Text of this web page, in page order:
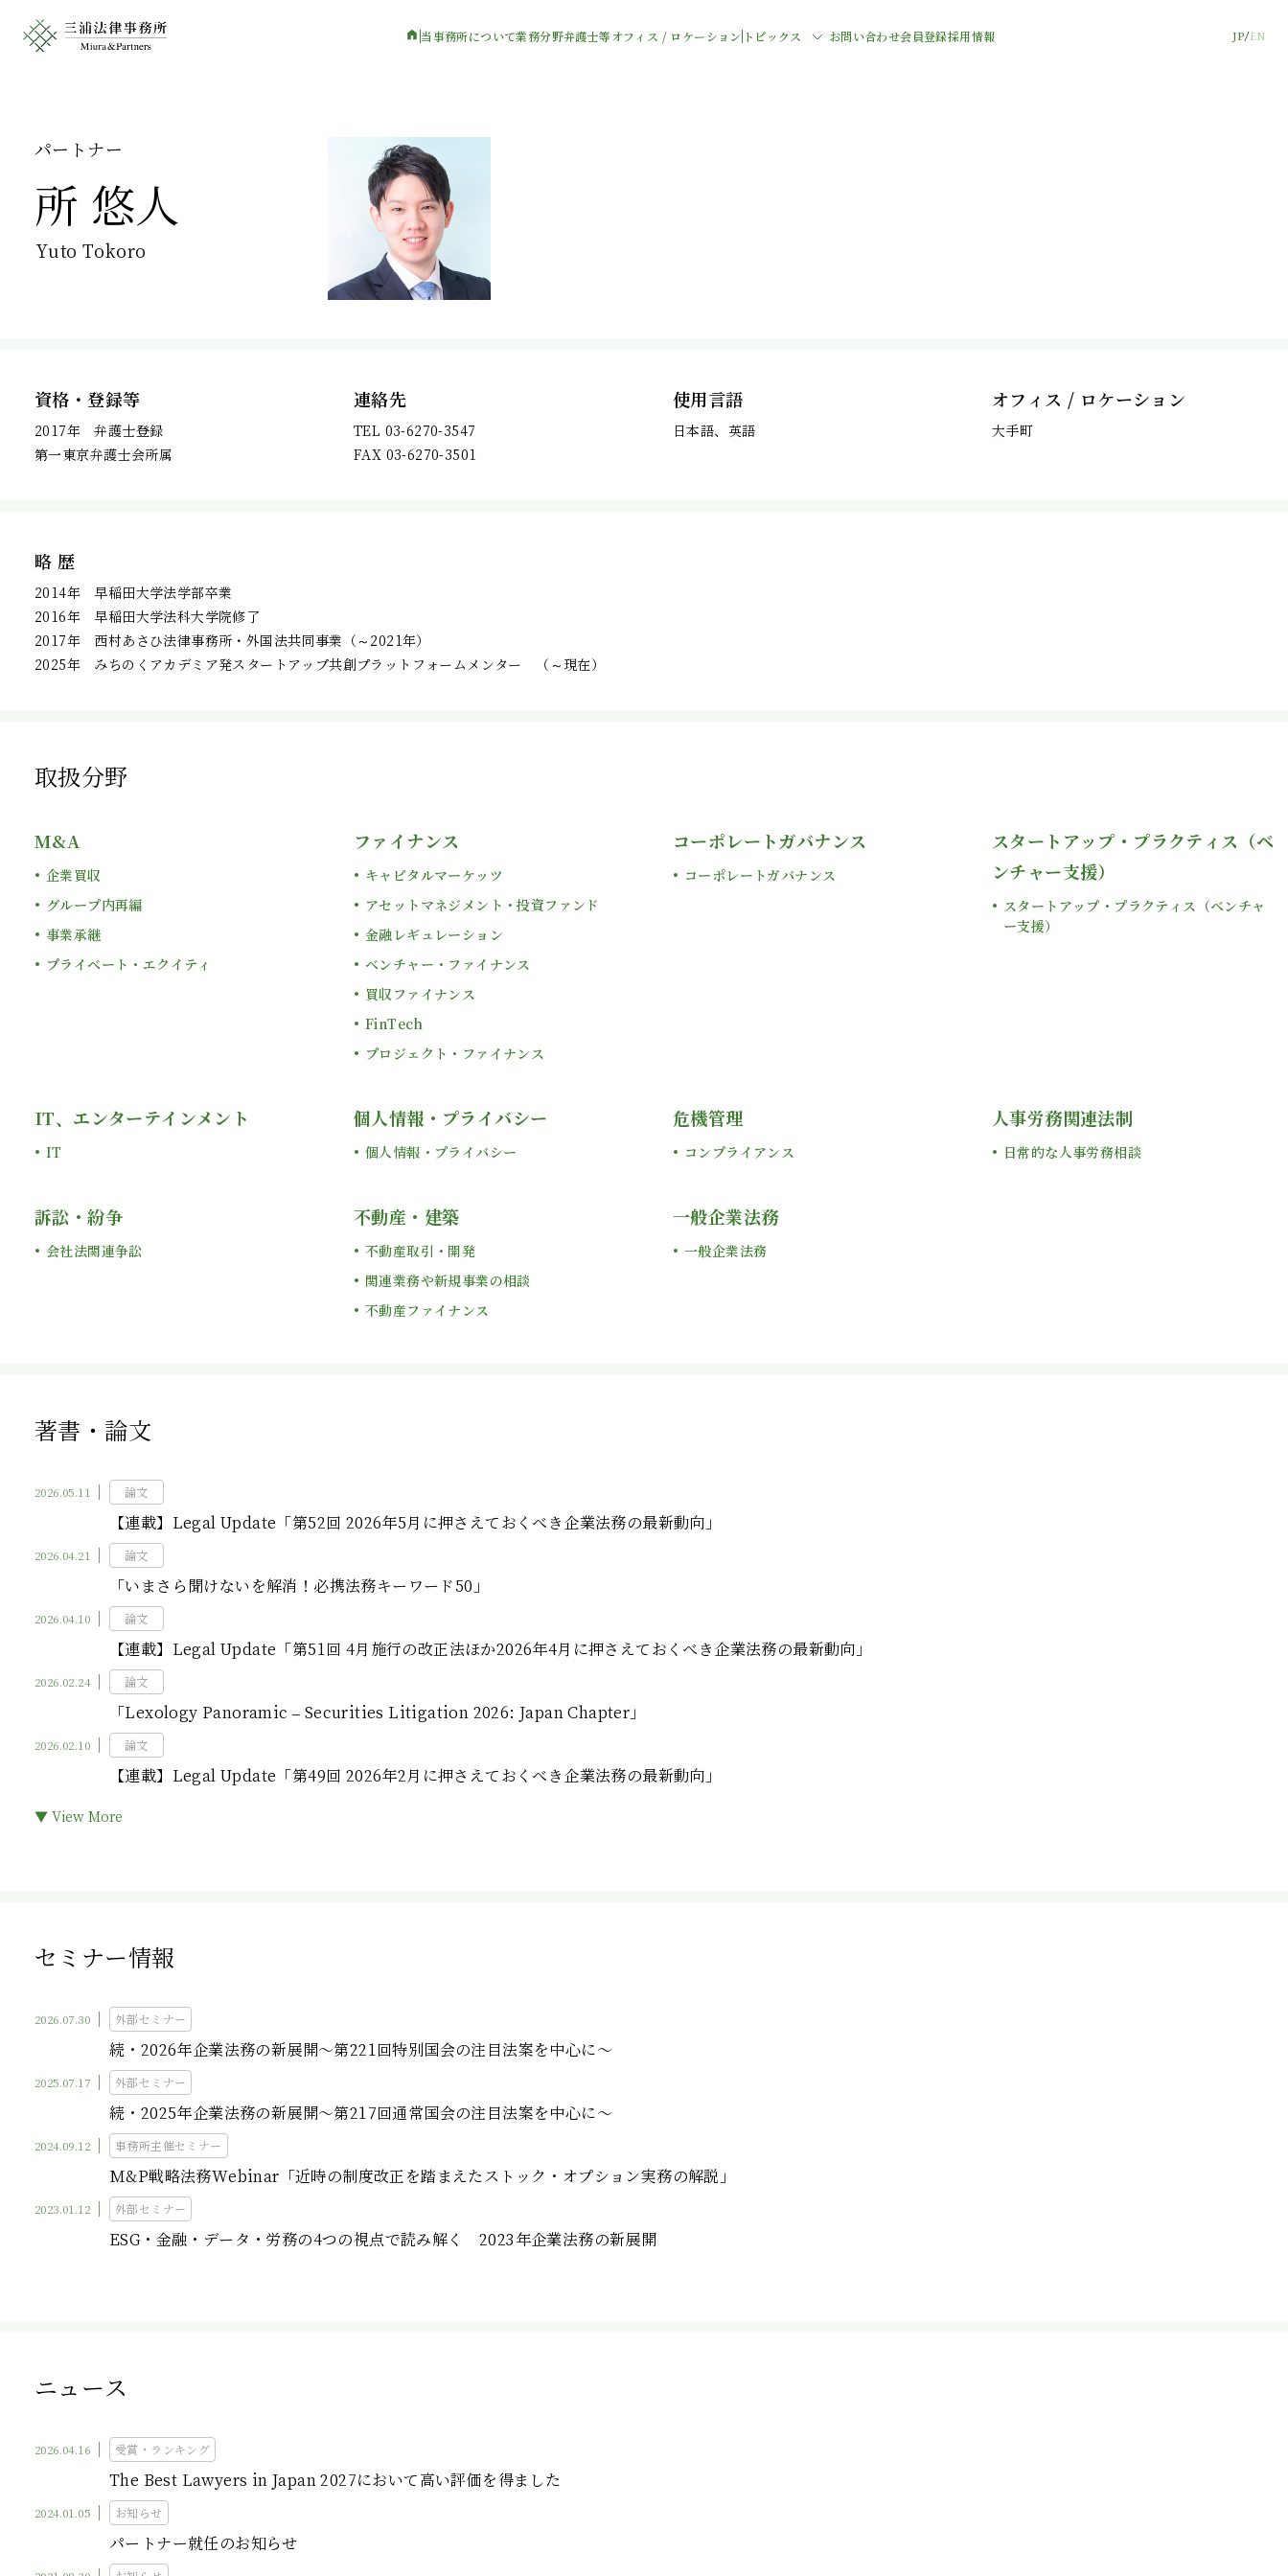
当事務所について業務分野弁護士等オフィス / ロケーション トピックス お問い合わせ会員登録採用情報 JP EN
パートナー
所 悠人
Yuto Tokoro
資格・登録等
2017年 弁護士登録
第一東京弁護士会所属
連絡先
TEL 03-6270-3547
FAX 03-6270-3501
使用言語
日本語、英語
オフィス / ロケーション
大手町
略 歴
2014年 早稲田大学法学部卒業
2016年 早稲田大学法科大学院修了
2017年 西村あさひ法律事務所・外国法共同事業（～2021年）
2025年 みちのくアカデミア発スタートアップ共創プラットフォームメンター （～現在）
取扱分野
M&A
企業買収
グループ内再編
事業承継
プライベート・エクイティ
ファイナンス
キャピタルマーケッツ
アセットマネジメント・投資ファンド
金融レギュレーション
ベンチャー・ファイナンス
買収ファイナンス
FinTech
プロジェクト・ファイナンス
コーポレートガバナンス
コーポレートガバナンス
スタートアップ・プラクティス（ベ
ンチャー支援）
スタートアップ・プラクティス（ベンチャ
ー支援）
IT、エンターテインメント
IT
個人情報・プライバシー
個人情報・プライバシー
危機管理
コンプライアンス
人事労務関連法制
日常的な人事労務相談
訴訟・紛争
会社法関連争訟
不動産・建築
不動産取引・開発
関連業務や新規事業の相談
不動産ファイナンス
一般企業法務
一般企業法務
著書・論文
2026.05.11
【連載】Legal Update「第52回 2026年5月に押さえておくべき企業法務の最新動向」
論文
2026.04.21
「いまさら聞けないを解消！必携法務キーワード50」
論文
2026.04.10
【連載】Legal Update「第51回 4月施行の改正法ほか2026年4月に押さえておくべき企業法務の最新動向」
論文
2026.02.24
「Lexology Panoramic – Securities Litigation 2026: Japan Chapter」
論文
2026.02.10
【連載】Legal Update「第49回 2026年2月に押さえておくべき企業法務の最新動向」
論文
▼ View More
セミナー情報
2026.07.30
続・2026年企業法務の新展開〜第221回特別国会の注目法案を中心に〜
外部セミナー
2025.07.17
続・2025年企業法務の新展開〜第217回通常国会の注目法案を中心に〜
外部セミナー
2024.09.12
M&P戦略法務Webinar「近時の制度改正を踏まえたストック・オプション実務の解説」
事務所主催セミナー
2023.01.12
ESG・金融・データ・労務の4つの視点で読み解く 2023年企業法務の新展開
外部セミナー
ニュース
2026.04.16
The Best Lawyers in Japan 2027において高い評価を得ました
受賞・ランキング
2024.01.05
パートナー就任のお知らせ
お知らせ